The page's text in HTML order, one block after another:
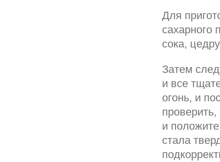
Для
сахарного
сока,
Затем
и все
огонь, и
и
стала